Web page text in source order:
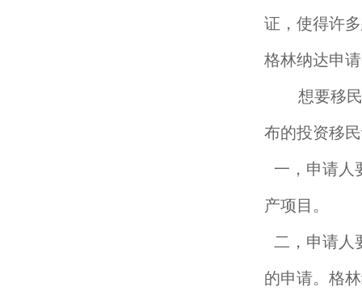
证，使得许
格林纳达申
想要移民
布的投资移
一，申请人
产项目。
二，申请人
的申请。格